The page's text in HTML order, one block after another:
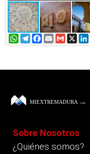
WhatsApp
Telegram
Facebook
EmailGmail
X
Sobre Nosotros
¿Quiénes somos?